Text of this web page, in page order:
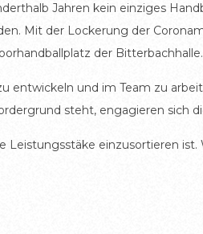
Jahren kein einziges
Mit der Lockerung der
der Bitterbachhalle.
entwickeln und im Team zu
steht, engagieren sich
Leistungsstäke einzusortieren